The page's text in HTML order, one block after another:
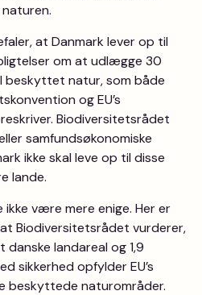
at Danmark lever op til
om at udlægge 30
beskyttet natur, som både
og EU’s
Biodiversitetsrådet
samfundsøkonomiske
ikke skal leve op til disse
lande.
ikke være mere enige. Her er
Biodiversitetsrådet vurderer,
landareal og 1,9
sikkerhed opfylder EU’s
beskyttede naturområder.